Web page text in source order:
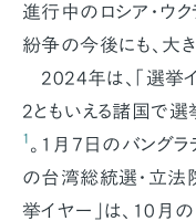
進行中のロシア・ウ
紛争の今後にも、大き
2024年は、「選挙
2ともいえる諸国で選
1 。1月7日のバングラ
の台湾総統選・立法
挙イヤー」は、10月